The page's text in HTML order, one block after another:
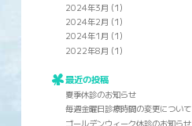
2024年3月 (1)
2024年2月 (1)
2024年1月 (1)
2022年8月 (1)
最近の投稿
夏季休診のお知らせ
毎週金曜日診療時間の変更について
ゴールデンウィーク休診のお知らせ